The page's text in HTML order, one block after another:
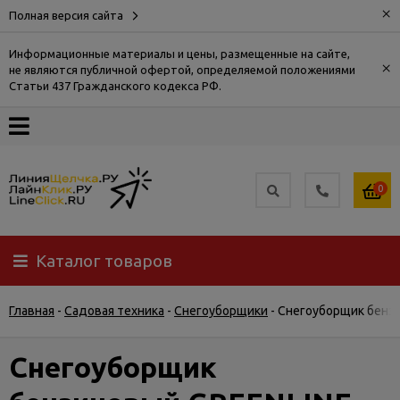
Полная версия сайта ×
Информационные материалы и цены, размещенные на сайте,
не являются публичной офертой, определяемой положениями
Статьи 437 Гражданского кодекса РФ.
×
О
Доставка
Самовывоз
Гарантия
возврат
0
Каталог товаров
Главная - Садовая техника - Снегоуборщики - Снегоуборщик
Снегоуборщик